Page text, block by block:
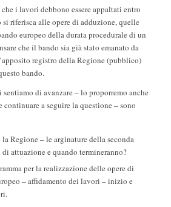
i lavori debbono essere appaltati entro
si riferisca alle opere di adduzione, quelle
europeo della durata procedurale di un
che il bando sia già stato emanato da
registro della Regione (pubblico)
bando.
di avanzare – lo proporremo anche
continuare a seguire la questione – sono
Regione – le arginature della seconda
di attuazione e quando termineranno?
per la realizzazione delle opere di
– affidamento dei lavori – inizio e